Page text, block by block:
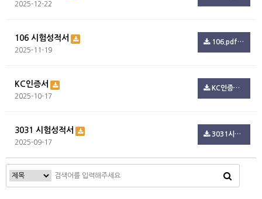
2025-12-22
106 시험성적서
2025-11-19
106.pdf(244.7K)
KC인증서
2025-10-17
KC인증서 3.pdf(722.3K)
3031 시험성적서
2025-09-17
3031시험성적서.pdf(795.2K)